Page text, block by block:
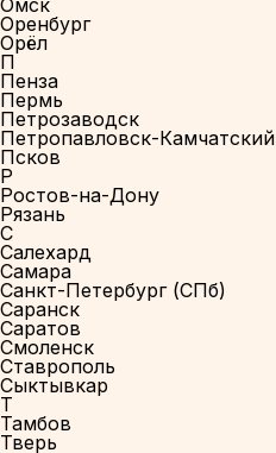
Омск
Оренбург
Орёл
П
Пенза
Пермь
Петрозаводск
Петропавловск-Камчатский
Псков
Р
Ростов-на-Дону
Рязань
С
Салехард
Самара
Санкт-Петербург (СПб)
Саранск
Саратов
Смоленск
Ставрополь
Сыктывкар
Т
Тамбов
Тверь